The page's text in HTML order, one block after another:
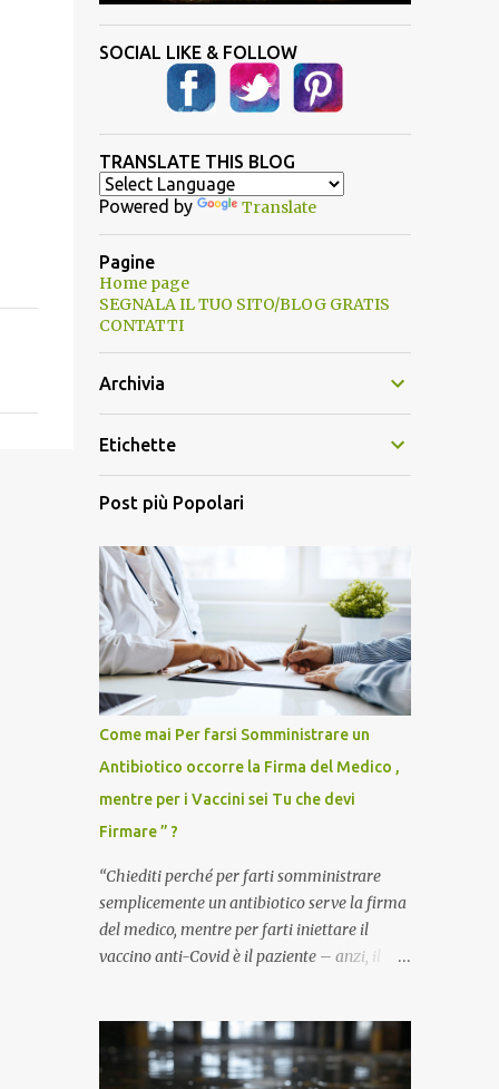
SOCIAL LIKE & FOLLOW
TRANSLATE THIS BLOG
Powered by Translate
Pagine
Home page
SEGNALA IL TUO SITO/BLOG GRATIS
CONTATTI
Archivia
Etichette
Post più Popolari
Come mai Per farsi Somministrare un
Antibiotico occorre la Firma del Medico ,
mentre per i Vaccini sei Tu che devi
Firmare ” ?
“Chiediti perché per farti somministrare
semplicemente un antibiotico serve la firma
del medico, mentre per farti iniettare il
vaccino anti-Covid è il paziente – anzi, il
domanda tanto semplice quanto devastante
quella posta dal dottor Andrea Stramezzi,